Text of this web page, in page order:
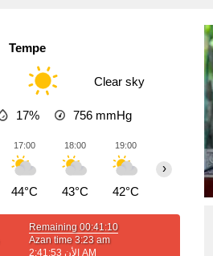
Tempe
Clear sky
17% 756 mmHg
17:00
44°C
18:00
43°C
19:00
42°C
›